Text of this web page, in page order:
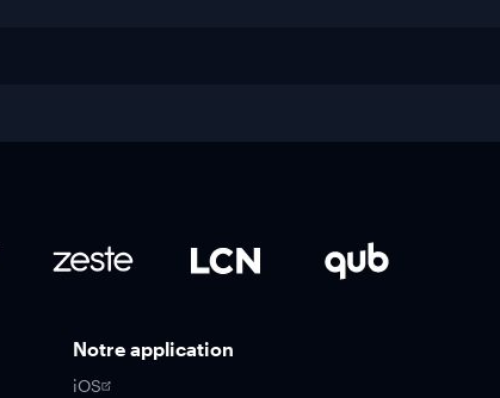
Notre application
iOS